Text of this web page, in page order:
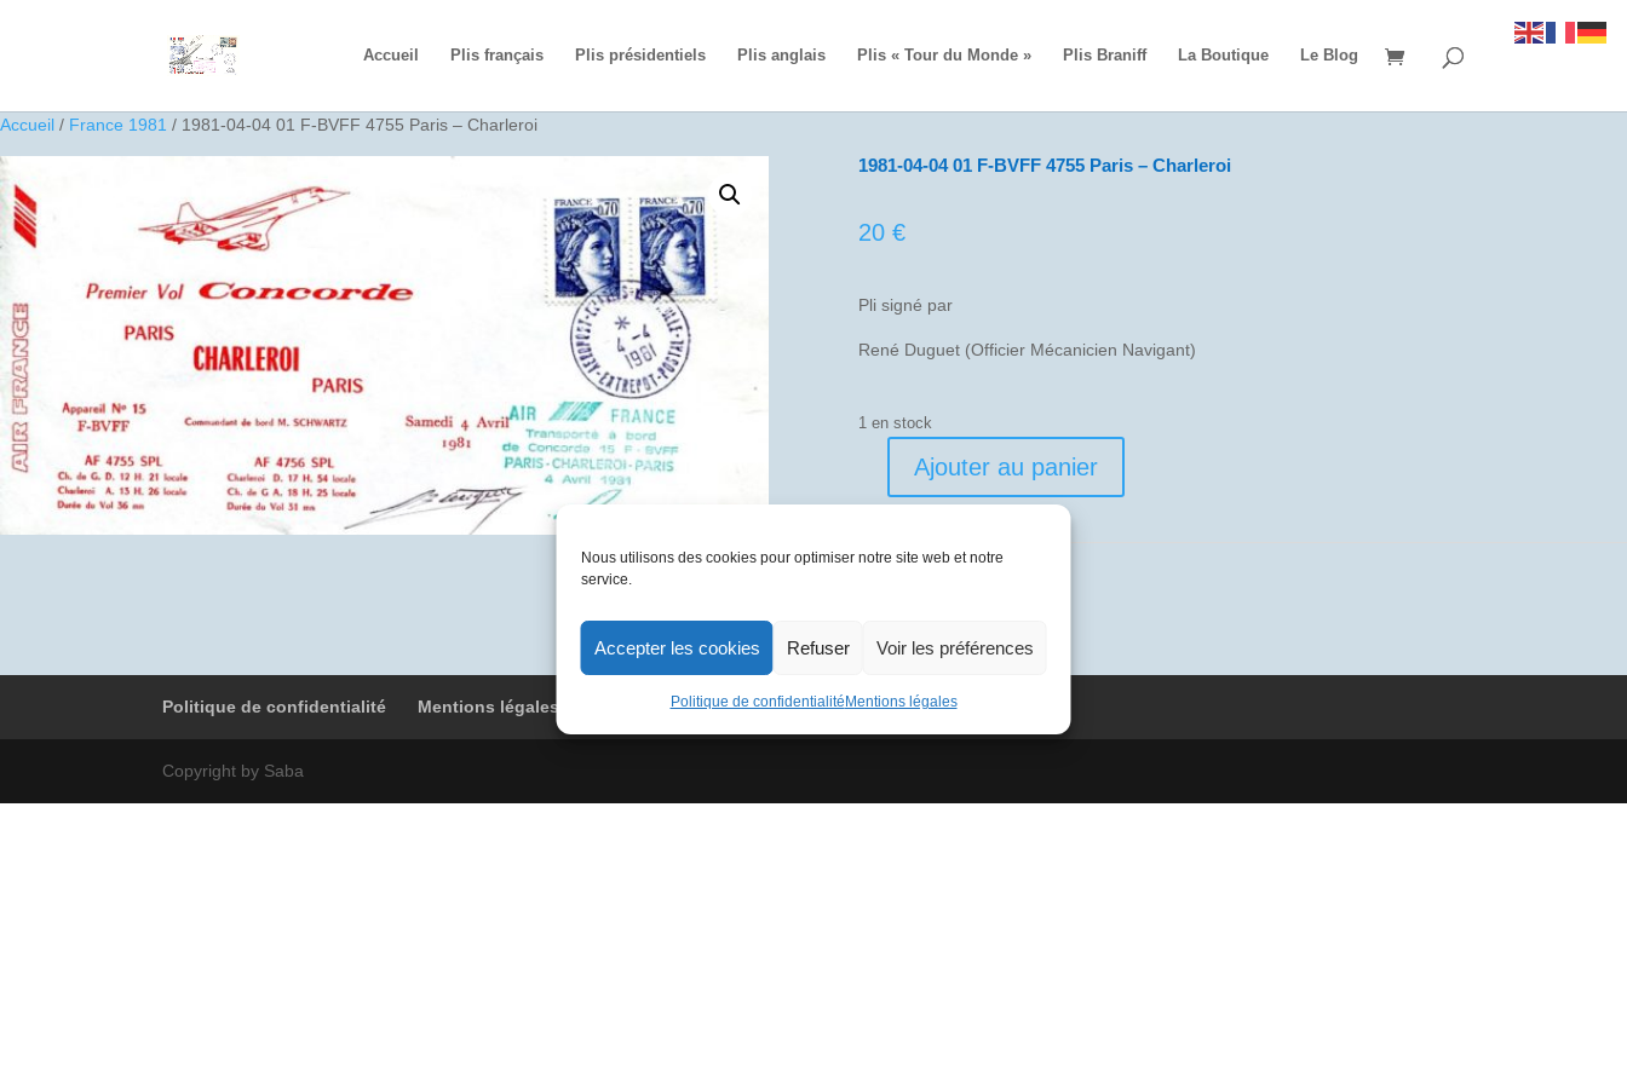
Nous utilisons des cookies pour optimiser notre site web et notre
service.
Accepter les cookies Refuser Voir les préférences
Politique de confidentialité Mentions légales
Accueil Plis français Plis présidentiels Plis anglais Plis « Tour du Monde » Plis Braniff La Boutique Le Blog
Accueil / France 1981 / 1981-04-04 01 F-BVFF 4755 Paris – Charleroi
1981-04-04 01 F-BVFF 4755 Paris – Charleroi
20 €
Pli signé par
René Duguet (Officier Mécanicien Navigant)
1 en stock
quantité
de
04-
4755
Ajouter au panier
Catégorie :France 1981
Politique de confidentialité Mentions légales Conditions Générales de Vente
Copyright by Saba